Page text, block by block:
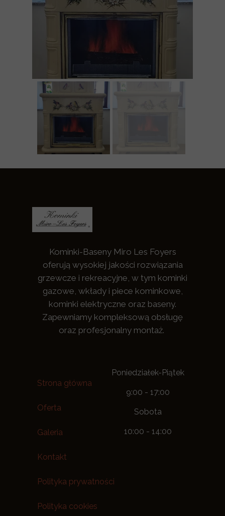
Kominki-Baseny Miro Les Foyers
oferują wysokiej jakości rozwiązania
grzewcze i rekreacyjne, w tym kominki
gazowe, wkłady i piece kominkowe,
kominki elektryczne oraz baseny.
Zapewniamy kompleksową obsługę
oraz profesjonalny montaż.
Strona główna
Oferta
Galeria
Kontakt
Polityka prywatności
Polityka cookies
Poniedziałek-Piątek
9:00 - 17:00
Sobota
10:00 - 14:00